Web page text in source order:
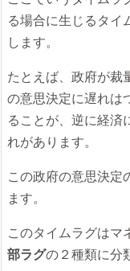
る場合に生じるタイ
します。
たとえば、政府が裁
の意思決定に遅れは
ることが、逆に経済
れがあります。
この政府の意思決定
ます。
このタイムラグはマ
部ラグの２種類に分